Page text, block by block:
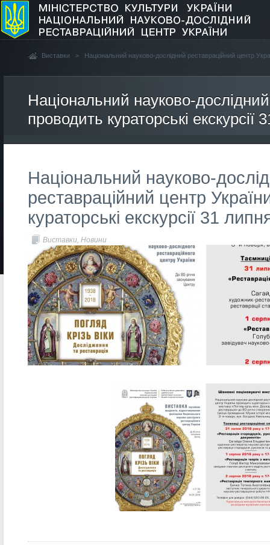
Виставки > Національний науково-дослідний реставраційний центр
Національний науково-
проводить кураторськi екскурсії
Національний науково-
реставраційний центр
кураторськi екскурсії 31
Виставки, Новини